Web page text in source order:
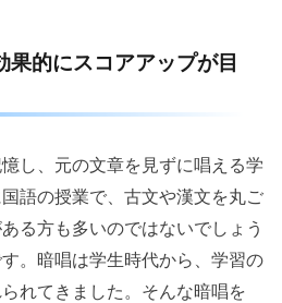
果的にスコアアップが目
し、元の文章を見ずに唱える学
語の授業で、古文や漢文を丸ご
る方も多いのではないでしょう
。暗唱は学生時代から、学習の
れてきました。そんな暗唱を